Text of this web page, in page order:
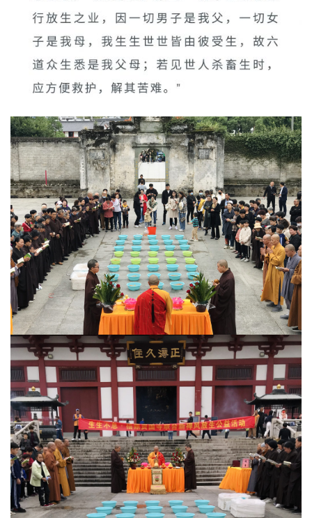
资
讯
八
点
僧
音
高
僧
访
谈
心
乐
菩
提
专
题
公